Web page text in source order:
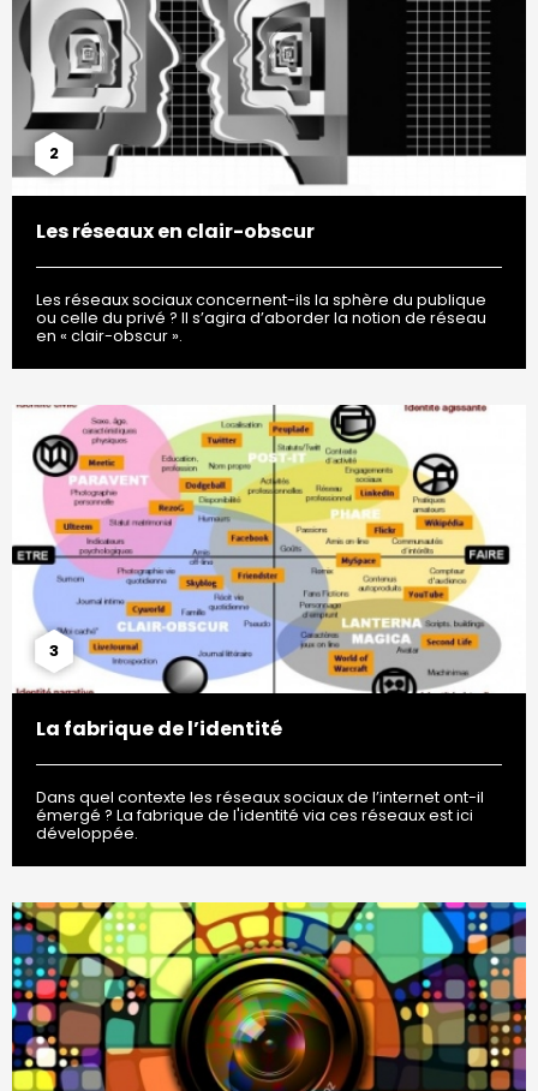
2
Les réseaux en clair-obscur
Les réseaux sociaux concernent-ils la sphère du publique
ou celle du privé ? Il s’agira d’aborder la notion de réseau
en « clair-obscur ».
3
La fabrique de l’identité
Dans quel contexte les réseaux sociaux de l’internet ont-il
émergé ? La fabrique de l'identité via ces réseaux est ici
développée.